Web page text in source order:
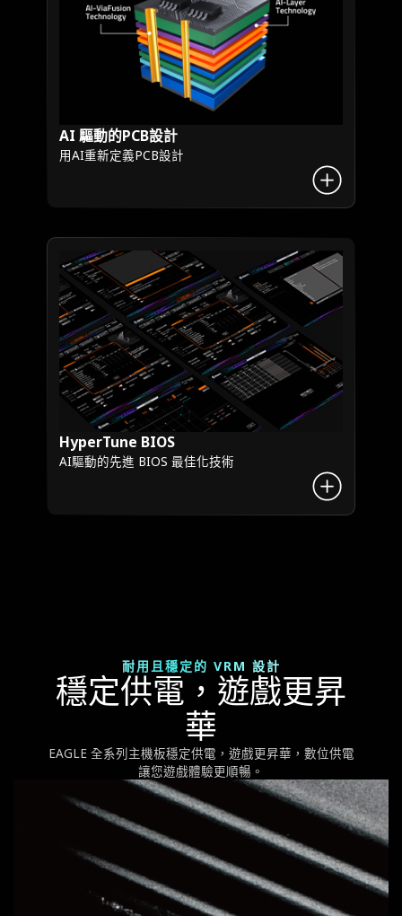
AI 驅動的PCB設計
用AI重新定義PCB設計
HyperTune BIOS
AI驅動的先進 BIOS 最佳化技術
耐用且穩定的 VRM 設計
穩定供電，遊戲更昇
華
EAGLE 全系列主機板穩定供電，遊戲更昇華，數位供電
讓您遊戲體驗更順暢。